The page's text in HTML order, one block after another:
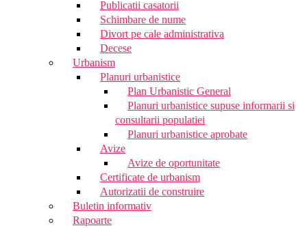
Publicatii casatorii
Schimbare de nume
Divort pe cale administrativa
Decese
Urbanism
Planuri urbanistice
Plan Urbanistic General
Planuri urbanistice supuse informarii si
consultarii populatiei
Planuri urbanistice aprobate
Avize
Avize de oportunitate
Certificate de urbanism
Autorizatii de construire
Buletin informativ
Rapoarte